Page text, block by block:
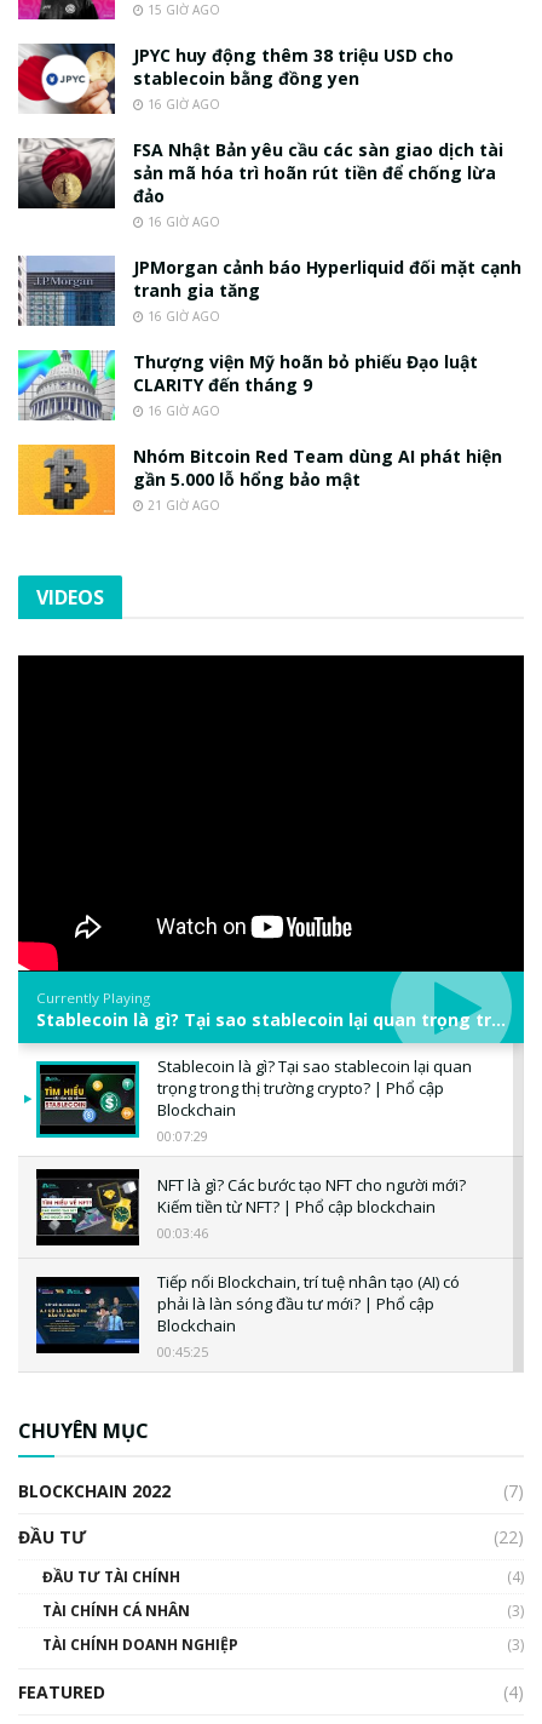
15 GIỜ AGO
JPYC huy động thêm 38 triệu USD cho
stablecoin bằng đồng yen
16 GIỜ AGO
FSA Nhật Bản yêu cầu các sàn giao dịch tài
sản mã hóa trì hoãn rút tiền để chống lừa
đảo
16 GIỜ AGO
JPMorgan cảnh báo Hyperliquid đối mặt cạnh
tranh gia tăng
16 GIỜ AGO
Thượng viện Mỹ hoãn bỏ phiếu Đạo luật
CLARITY đến tháng 9
16 GIỜ AGO
Nhóm Bitcoin Red Team dùng AI phát hiện
gần 5.000 lỗ hổng bảo mật
21 GIỜ AGO
VIDEOS
Currently Playing
Stablecoin là gì? Tại sao stablecoin lại quan trọng trong thị trường crypto? | Phổ cập Blockchain
Stablecoin là gì? Tại sao stablecoin lại quan
trọng trong thị trường crypto? | Phổ cập
Blockchain
00:07:29
NFT là gì? Các bước tạo NFT cho người mới?
Kiếm tiền từ NFT? | Phổ cập blockchain
00:03:46
Tiếp nối Blockchain, trí tuệ nhân tạo (AI) có
phải là làn sóng đầu tư mới? | Phổ cập
Blockchain
00:45:25
00:02:14
Nhìn lại năm 2022: Những sự kiện ảnh hưởng
đến hệ sinh thái tiền mã hoá | Phổ cập
CHUYÊN MỤC
BLOCKCHAIN 2022
(7)
ĐẦU TƯ
(22)
ĐẦU TƯ TÀI CHÍNH
(4)
TÀI CHÍNH CÁ NHÂN
(3)
TÀI CHÍNH DOANH NGHIỆP
(3)
FEATURED
(4)